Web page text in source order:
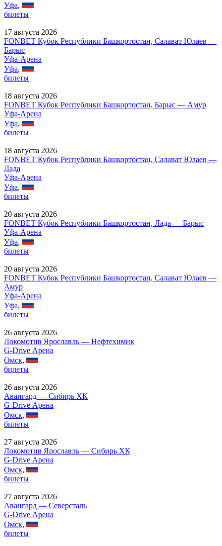
Уфа,
билеты
17 августа 2026
FONBET Кубок Республики Башкортостан, Салават Юлаев —
Барыс
Уфа-Арена
Уфа,
билеты
18 августа 2026
FONBET Кубок Республики Башкортостан, Барыс — Амур
Уфа-Арена
Уфа,
билеты
18 августа 2026
FONBET Кубок Республики Башкортостан, Салават Юлаев —
Лада
Уфа-Арена
Уфа,
билеты
20 августа 2026
FONBET Кубок Республики Башкортостан, Лада — Барыс
Уфа-Арена
Уфа,
билеты
20 августа 2026
FONBET Кубок Республики Башкортостан, Салават Юлаев —
Амур
Уфа-Арена
Уфа,
билеты
26 августа 2026
Локомотив Ярославль — Нефтехимик
G-Drive Арена
Омск,
билеты
26 августа 2026
Авангард — Сибирь ХК
G-Drive Арена
Омск,
билеты
27 августа 2026
Локомотив Ярославль — Сибирь ХК
G-Drive Арена
Омск,
билеты
27 августа 2026
Авангард — Северсталь
G-Drive Арена
Омск,
билеты